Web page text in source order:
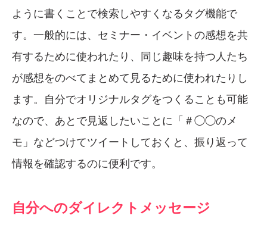
ように書くことで検索しやすくなるタグ機能で
す。一般的には、セミナー・イベントの感想を共
有するために使われたり、同じ趣味を持つ人たち
が感想をのべてまとめて見るために使われたりし
ます。自分でオリジナルタグをつくることも可能
なので、あとで見返したいことに「＃◯◯のメ
モ」などつけてツイートしておくと、振り返って
情報を確認するのに便利です。
自分へのダイレクトメッセージ